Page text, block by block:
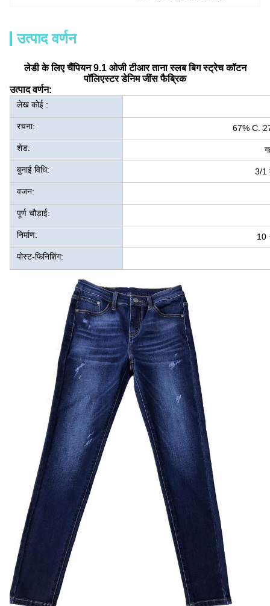
उत्पाद वर्णन
लेडी के लिए चैंपियन 9.1 ओजी टीआर ताना स्लब बिग स्ट्रेच कॉटन
पॉलिएस्टर डेनिम जींस फैब्रिक
उत्पाद वर्णन:
लेख कोई :
रचना: 67% C.
शेड:
बुनाई विधि: 3/1
वजन:
पूर्ण चौड़ाई:
निर्माण: 10
पोस्ट-फिनिशिंग: